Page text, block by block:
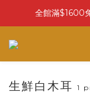
全館滿$1600
生鮮白木耳 1